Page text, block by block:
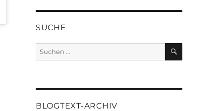
SUCHE
Suchen
SUCHEN
BLOGTEXT-ARCHIV